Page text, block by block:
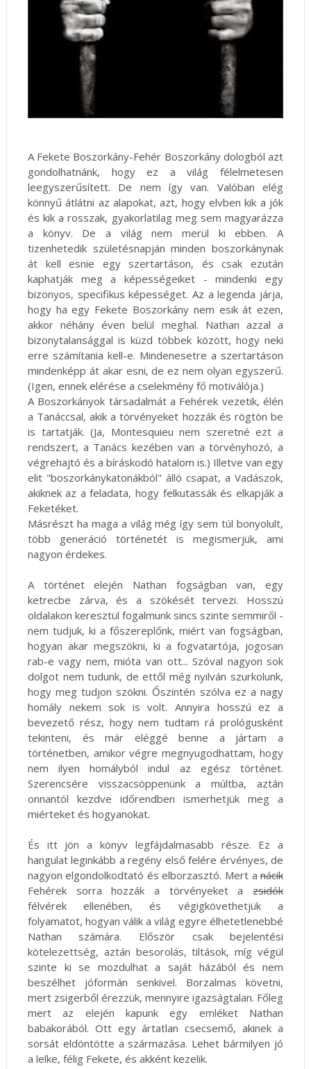
A Fekete Boszorkány-Fehér Boszorkány dologból azt
gondolhatnánk, hogy ez a világ félelmetesen
leegyszerűsített. De nem így van. Valóban elég
könnyű átlátni az alapokat, azt, hogy elvben kik a jók
és kik a rosszak, gyakorlatilag meg sem magyarázza
a könyv. De a világ nem merül ki ebben. A
tizenhetedik születésnapján minden boszorkánynak
át kell esnie egy szertartáson, és csak ezután
kaphatják meg a képességeiket - mindenki egy
bizonyos, specifikus képességet. Az a legenda járja,
hogy ha egy Fekete Boszorkány nem esik át ezen,
akkor néhány éven belül meghal. Nathan azzal a
bizonytalansággal is küzd többek között, hogy neki
erre számítania kell-e. Mindenesetre a szertartáson
mindenképp át akar esni, de ez nem olyan egyszerű.
(Igen, ennek elérése a cselekmény fő motiválója.)
A Boszorkányok társadalmát a Fehérek vezetik, élén
a Tanáccsal, akik a törvényeket hozzák és rögtön be
is tartatják. (Ja, Montesquieu nem szeretné ezt a
rendszert, a Tanács kezében van a törvényhozó, a
végrehajtó és a bíráskodó hatalom is.) Illetve van egy
elit "boszorkánykatonákból" álló csapat, a Vadászok,
akiknek az a feladata, hogy felkutassák és elkapják a
Feketéket.
Másrészt ha maga a világ még így sem túl bonyolult,
több generáció történetét is megismerjük, ami
nagyon érdekes.
A történet elején Nathan fogságban van, egy
ketrecbe zárva, és a szökését tervezi. Hosszú
oldalakon keresztül fogalmunk sincs szinte semmiről -
nem tudjuk, ki a főszereplőnk, miért van fogságban,
hogyan akar megszökni, ki a fogvatartója, jogosan
rab-e vagy nem, mióta van ott... Szóval nagyon sok
dolgot nem tudunk, de ettől még nyilván szurkolunk,
hogy meg tudjon szökni. Őszintén szólva ez a nagy
homály nekem sok is volt. Annyira hosszú ez a
bevezető rész, hogy nem tudtam rá prológusként
tekinteni, és már eléggé benne a jártam a
történetben, amikor végre megnyugodhattam, hogy
nem ilyen homályból indul az egész történet.
Szerencsére visszacsöppenünk a múltba, aztán
onnantól kezdve időrendben ismerhetjük meg a
miérteket és hogyanokat.
És itt jön a könyv legfájdalmasabb része. Ez a
hangulat leginkább a regény első felére érvényes, de
nagyon elgondolkodtató és elborzasztó. Mert anácik
Fehérek sorra hozzák a törvényeket azsidók
félvérek ellenében, és végigkövethetjük a
folyamatot, hogyan válik a világ egyre élhetetlenebbé
Nathan számára. Először csak bejelentési
kötelezettség, aztán besorolás, tiltások, míg végül
szinte ki se mozdulhat a saját házából és nem
beszélhet jóformán senkivel. Borzalmas követni,
mert zsigerből érezzük, mennyire igazságtalan. Főleg
mert az elején kapunk egy emléket Nathan
babakorából. Ott egy ártatlan csecsemő, akinek a
sorsát eldöntötte a származása. Lehet bármilyen jó
a lelke, félig Fekete, és akként kezelik.